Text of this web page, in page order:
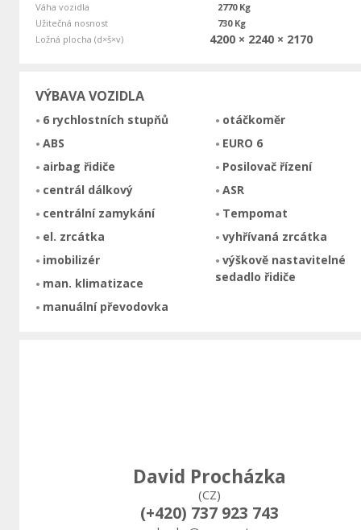
Váha vozidla
2770 Kg
Užitečná nosnost
730 Kg
Ložná plocha (d×š×v)
4200 × 2240 × 2170
VÝBAVA VOZIDLA
6 rychlostních stupňů
ABS
airbag řidiče
centrál dálkový
centrální zamykání
el. zrcátka
imobilizér
man. klimatizace
manuální převodovka
otáčkoměr
EURO 6
Posilovač řízení
ASR
Tempomat
vyhřívaná zrcátka
výškově nastavitelné
sedadlo řidiče
David Procházka
(CZ)
(+420) 737 923 743